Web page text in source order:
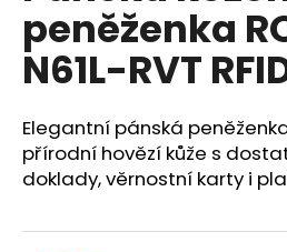
peněženka
N61L-RVT
Elegantní pánská
přírodní hovězí kůže s
doklady, věrnostní karty i
p
o
r
č
u
j
m